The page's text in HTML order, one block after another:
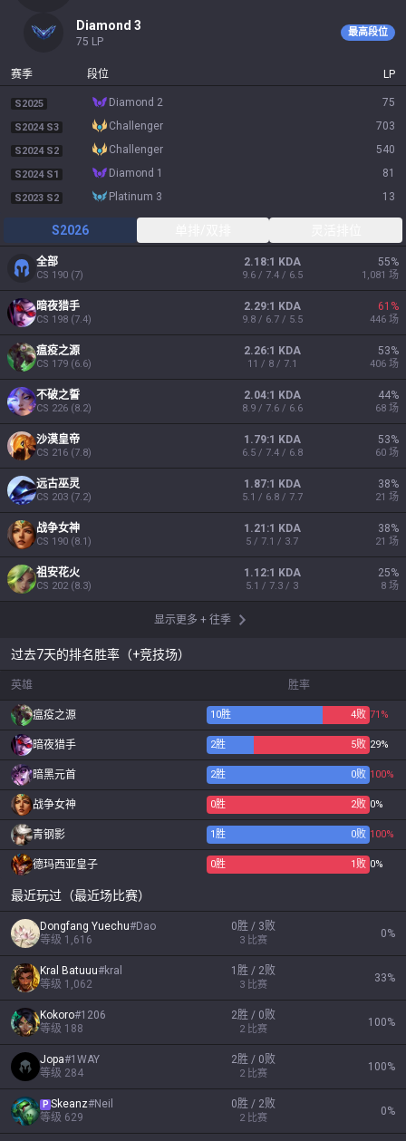
diamond 3
75 LP
最高段位
赛季 段位 LP
S2025 diamond 2 75
S2024 S3 challenger 703
S2024 S2 challenger 540
S2024 S1 diamond 1 81
S2023 S2 platinum 3 13
S2026
全部
CS 190 (7)
2.18:1 KDA
9.6 / 7.4 / 6.5
55%
1,081 场
暗夜猎手
CS 198 (7.4)
2.29:1 KDA
9.8 / 6.7 / 5.5
61 %
446 场
瘟疫之源
CS 179 (6.6)
2.26:1 KDA
11 / 8 / 7.1
53%
406 场
不破之誓
CS 226 (8.2)
2.04:1 KDA
8.9 / 7.6 / 6.6
44%
68 场
沙漠皇帝
CS 216 (7.8)
1.79:1 KDA
6.5 / 7.4 / 6.8
53%
60 场
远古巫灵
CS 203 (7.2)
1.87:1 KDA
5.1 / 6.8 / 7.7
38%
21 场
战争女神
CS 190 (8.1)
1.21:1 KDA
5 / 7.1 / 3.7
38%
21 场
祖安花火
CS 202(8.3)
1.12:1 KDA
5.1 / 7.3 / 3
25%
8 场
显示更多 + 往季
过去7天的排名胜率（+竞技场）
英雄 胜率
瘟疫之源 10胜 4败 71%
暗夜猎手 2胜 5败 29%
暗黑元首 2胜 0败 100%
战争女神 0胜 2败 0%
青钢影 1胜 0败 100%
德玛西亚皇子 0胜 1 败 0%
最近玩过（最近场比赛）
Dongfang Yuechu#Dao
等级 1,616
0胜 / 3败
3 比赛
0%
Kral Batuuu#kral
等级 1,062
1胜 / 2败
3 比赛
33%
Kokoro#1206
等级 188
2胜 / 0败
2 比赛
100%
Jopa#1WAY
等级 284
2胜 / 0败
2 比赛
100%
P Skeanz#Neil
等级 629
0胜 / 2败
2 比赛
0%